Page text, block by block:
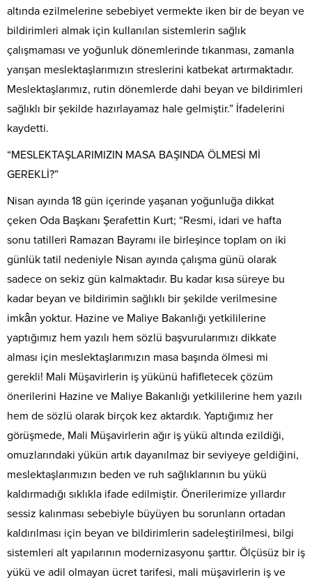
altında ezilmelerine sebebiyet vermekte iken bir de beyan ve
bildirimleri almak için kullanılan sistemlerin sağlık
çalışmaması ve yoğunluk dönemlerinde tıkanması, zamanla
yarışan meslektaşlarımızın streslerini katbekat artırmaktadır.
Meslektaşlarımız, rutin dönemlerde dahi beyan ve bildirimleri
sağlıklı bir şekilde hazırlayamaz hale gelmiştir.” İfadelerini
kaydetti.
“MESLEKTAŞLARIMIZIN MASA BAŞINDA ÖLMESİ Mİ
GEREKLİ?”
Nisan ayında 18 gün içerinde yaşanan yoğunluğa dikkat
çeken Oda Başkanı Şerafettin Kurt; “Resmi, idari ve hafta
sonu tatilleri Ramazan Bayramı ile birleşince toplam on iki
günlük tatil nedeniyle Nisan ayında çalışma günü olarak
sadece on sekiz gün kalmaktadır. Bu kadar kısa süreye bu
kadar beyan ve bildirimin sağlıklı bir şekilde verilmesine
imkân yoktur. Hazine ve Maliye Bakanlığı yetkililerine
yaptığımız hem yazılı hem sözlü başvurularımızı dikkate
alması için meslektaşlarımızın masa başında ölmesi mi
gerekli! Mali Müşavirlerin iş yükünü hafifletecek çözüm
önerilerini Hazine ve Maliye Bakanlığı yetkililerine hem yazılı
hem de sözlü olarak birçok kez aktardık. Yaptığımız her
görüşmede, Mali Müşavirlerin ağır iş yükü altında ezildiği,
omuzlarındaki yükün artık dayanılmaz bir seviyeye geldiğini,
meslektaşlarımızın beden ve ruh sağlıklarının bu yükü
kaldırmadığı sıklıkla ifade edilmiştir. Önerilerimize yıllardır
sessiz kalınması sebebiyle büyüyen bu sorunların ortadan
kaldırılması için beyan ve bildirimlerin sadeleştirilmesi, bilgi
sistemleri alt yapılarının modernizasyonu şarttır. Ölçüsüz bir iş
yükü ve adil olmayan ücret tarifesi, mali müşavirlerin iş ve